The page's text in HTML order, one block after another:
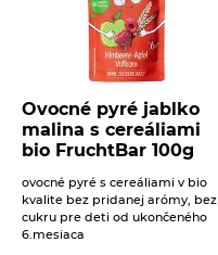
Ovocné pyré jablko
malina s cereáliami
bio FruchtBar 100g
ovocné pyré s cereáliami v bio
kvalite bez pridanej arómy, bez
cukru pre deti od ukončeného
6.mesiaca